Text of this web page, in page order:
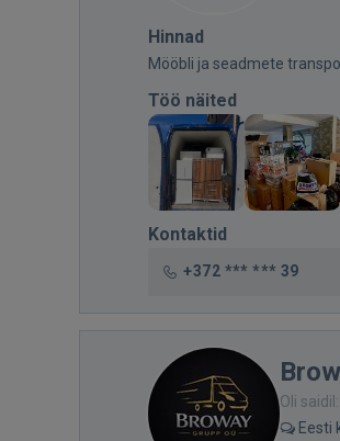
Hinnad
Mööbli ja seadmete
Töö näited
Kontaktid
+372 *** *** 39
Oli
Eesti